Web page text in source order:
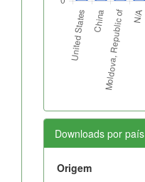
Downloads por país
Origem